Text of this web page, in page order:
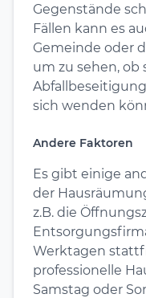
Gegenstände
Fällen kann es
Gemeinde oder
um zu sehen, ob
sich wenden
Andere Faktoren
Es gibt einige
der
z.B. die
Werktagen
professionelle
Samstag oder